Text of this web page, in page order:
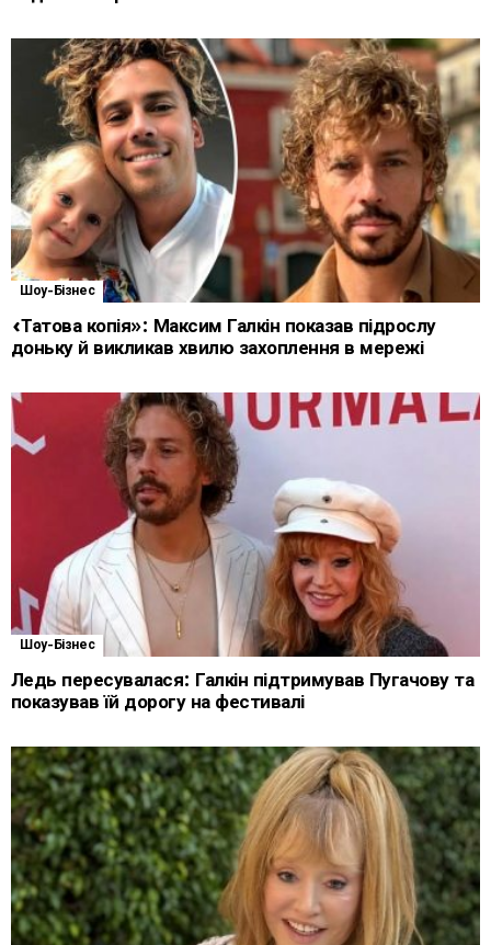
Шоу-Бізнес
«Татова копія»: Максим Галкін показав підрослу
доньку й викликав хвилю захоплення в мережі
Шоу-Бізнес
Ледь пересувалася: Галкін підтримував Пугачову та
показував їй дорогу на фестивалі